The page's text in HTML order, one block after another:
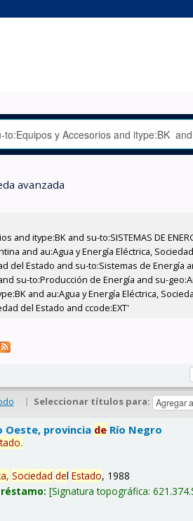
avanzada
itype:BK and su-to:SISTEMAS DE
and au:Agua y Energía Eléctrica,
del Estado and su-to:Sistemas de Energía
su-to:Producción de Energía and su-
and au:Agua y Energía Eléctrica,
del Estado and ccode:EXT'
| Seleccionar títulos para:
Oeste, provincia de Río Negro
.
Sociedad delEstado, 1988
Signatura topográfica: